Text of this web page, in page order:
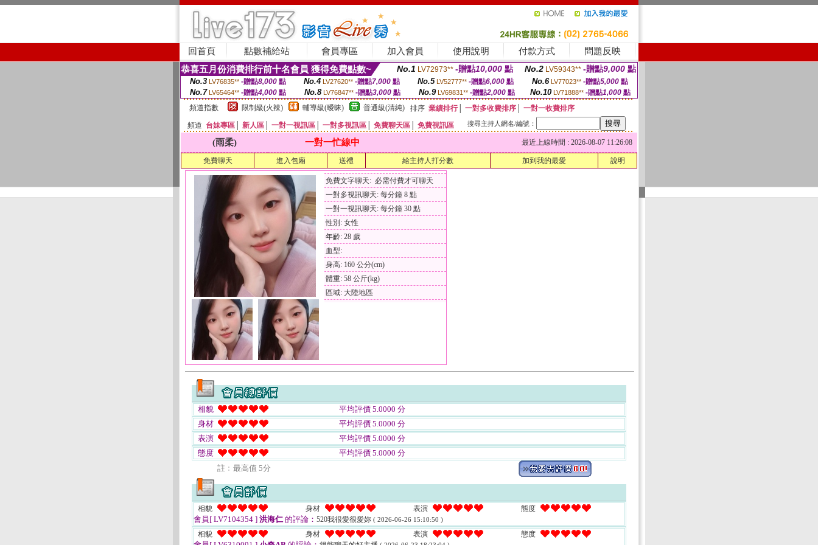
回首頁 點數補給站 會員專區 加入會員 使用說明 付款方式 問題反映
恭喜五月份消費排行前十名會員 獲得免費點數~ No.1 LV72973** -贈點10,000 點 No.2 LV59343** -贈點9,000 點
No.3 LV76835** -贈點8,000點 No.4 LV27620** -贈點7,000點 No.5 LV52777** -贈點6,000點 No.6 LV77023** -贈點5,000點
No.7 LV65464** -贈點4,000 點 No.8 LV76847** -贈點3,000 點 No.9 LV69831** -贈點2,000點 No.10 LV71888** -贈點1,000 點
頻道指數
限制級(火辣) 輔導級(曖昧) 普通級(清純) 排序 業績排行│ 一對多收費排序
一對一收費排序
頻道 台妹專區 新人區 一對一視訊區 一對多視訊區 免費聊天區 免費視訊區 搜尋主持人網名/編號：
(雨柔) 一對一忙線中 最近上線時間 : 2026-08-07 11:26:08
免費聊天 進入包廂 送禮 給主持人打分數 加到我的最愛 說明
免費文字聊天: 必需付費才可聊天
一對多視訊聊天: 每分鐘 8 點
一對一視訊聊天: 每分鐘 30 點
性別: 女性
年齡: 28 歲
血型:
身高: 160 公分(cm)
體重: 58 公斤(kg)
區域: 大陸地區
相貌
平均評價 5.0000 分
身材
平均評價 5.0000 分
表演
平均評價 5.0000 分
態度
平均評價 5.0000 分
註﹕最高值 5分
相貌 身材 表演 態度
會員[ LV7104354 ] 洪海仁的評論： 520我很愛很愛妳 ( 2026-06-26 15:10:50 )
相貌 身材 表演 態度